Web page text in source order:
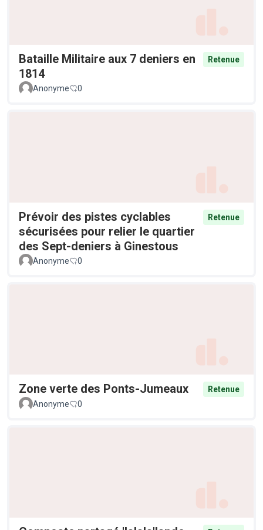
Bataille Militaire aux 7 deniers en
1814
Retenue
Anonyme 0
Prévoir des pistes cyclables
sécurisées pour relier le quartier
des Sept-deniers à Ginestous
Retenue
Anonyme 0
Zone verte des Ponts-Jumeaux
Retenue
Anonyme
0